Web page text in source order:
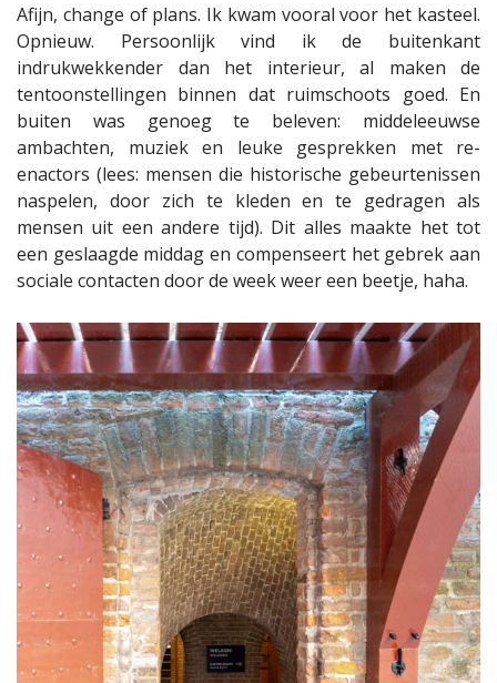
Afijn, change of plans. Ik kwam vooral voor het kasteel.
Opnieuw. Persoonlijk vind ik de buitenkant
indrukwekkender dan het interieur, al maken de
tentoonstellingen binnen dat ruimschoots goed. En
buiten was genoeg te beleven: middeleeuwse
ambachten, muziek en leuke gesprekken met re-
enactors (lees: mensen die historische gebeurtenissen
naspelen, door zich te kleden en te gedragen als
mensen uit een andere tijd). Dit alles maakte het tot
een geslaagde middag en compenseert het gebrek aan
sociale contacten door de week weer een beetje, haha.